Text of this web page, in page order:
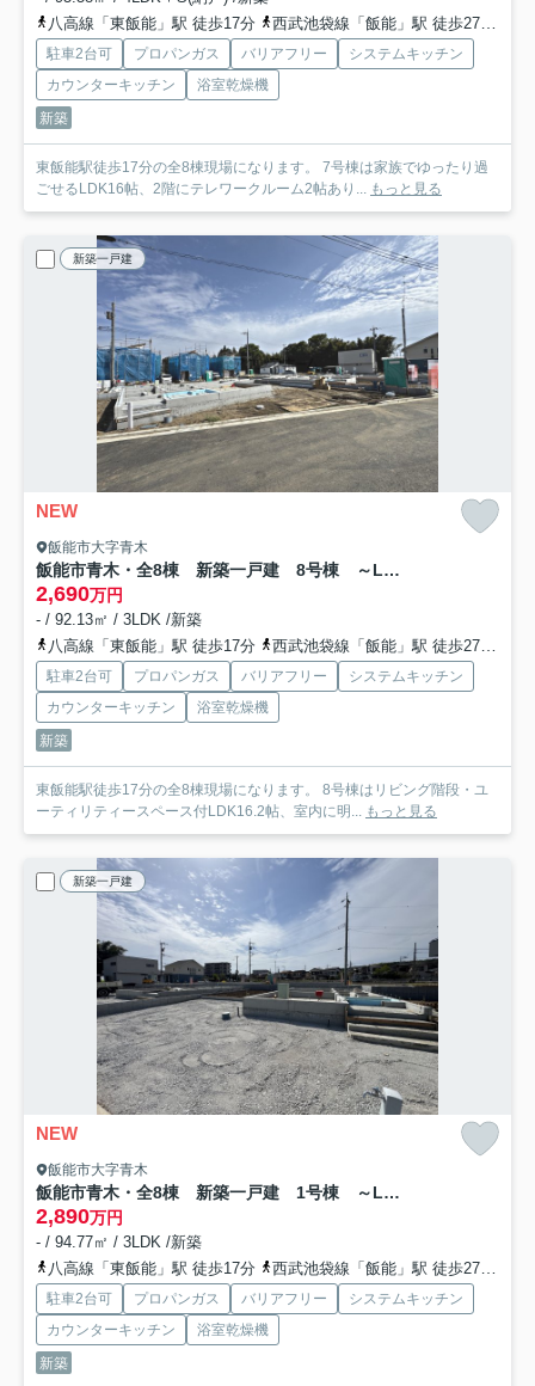
八高線「東飯能」駅 徒歩17分
西武池袋線「飯能」駅 徒歩27分
駐車2台可 プロパンガス バリアフリー
システムキッチン
カウンターキッチン
浴室乾燥機
新築
東飯能駅徒歩17分の全8棟現場になります。 7号棟は家族でゆったり過
ごせるLDK16帖、2階にテレワークルーム2帖あり... もっと見る
新築一戸建
NEW
飯能市大字青木
飯能市青木・全8棟 新築一戸建 8号棟 ～LDK16.2帖～
2,690万円
- / 92.13㎡ / 3LDK /新築
八高線「東飯能」駅 徒歩17分
西武池袋線「飯能」駅 徒歩27分
駐車2台可 プロパンガス バリアフリー
システムキッチン
カウンターキッチン
浴室乾燥機
新築
東飯能駅徒歩17分の全8棟現場になります。 8号棟はリビング階段・ユ
ーティリティースペース付LDK16.2帖、室内に明... もっと見る
新築一戸建
NEW
飯能市大字青木
飯能市青木・全8棟 新築一戸建 1号棟 ～LDK21帖～
2,890万円
- / 94.77㎡ / 3LDK /新築
八高線「東飯能」駅 徒歩17分
西武池袋線「飯能」駅 徒歩27分
駐車2台可 プロパンガス バリアフリー
システムキッチン
カウンターキッチン
浴室乾燥機
新築